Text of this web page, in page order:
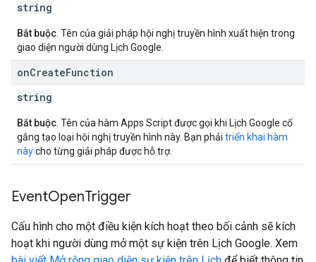
string
Bắt buộc . Tên của giải pháp hội nghị truyền hình xuất hiện trong
giao diện người dùng Lịch Google.
onCreateFunction
string
Bắt buộc . Tên của hàm Apps Script được gọi khi Lịch Google cố
gắng tạo loại hội nghị truyền hình này. Bạn phải triển khai hàm
nàycho từng giải pháp được hỗ trợ.
EventOpenTrigger
Cấu hình cho một điều kiện kích hoạt theo bối cảnh sẽ kích
hoạt khi người dùng mở một sự kiện trên Lịch Google. Xem